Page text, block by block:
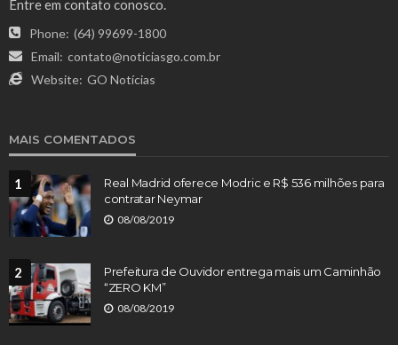
Entre em contato conosco.
Phone: (64) 99699-1800
Email: contato@noticiasgo.com.br
Website: GO Notícias
MAIS COMENTADOS
1
Real Madrid oferece Modric e R$ 536 milhões para
contratar Neymar
08/08/2019
2
Prefeitura de Ouvidor entrega mais um Caminhão
“ZERO KM”
08/08/2019